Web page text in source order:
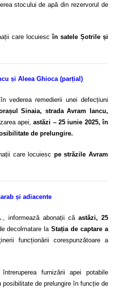
stocului de apă din rezervorul de
care locuiescîn satele Șotrile și
și Aleea Ghioca (parțial)
vederea remedierii unei defecțiuni
Sinaia, strada Avram Iancu,
apei,astăzi – 25 iunie 2025, în
de prelungire.
care locuiesc pe străzile Avram
și adiacente
informează abonații că astăzi, 25
decolmatare laStația de captare a
funcționării corespunzătoare a
furnizării apei potabile
posibilitate de prelungire în funcție de